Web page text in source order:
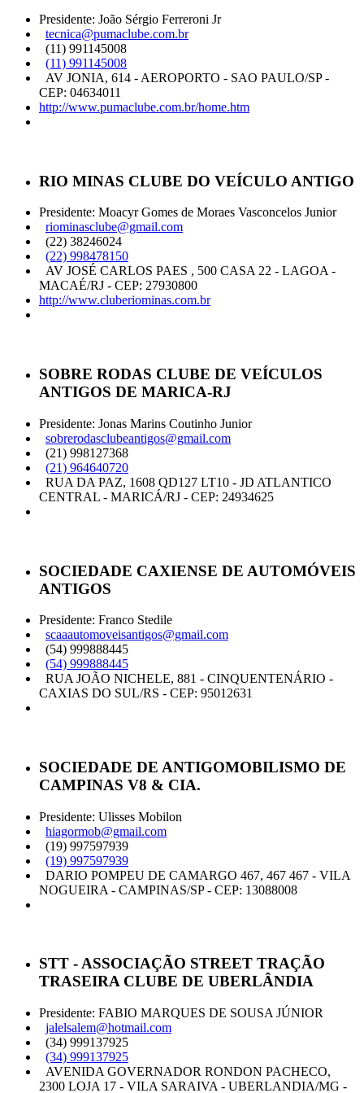
Presidente: João Sérgio Ferreroni Jr
tecnica@pumaclube.com.br
(11) 991145008
(11) 991145008
AV JONIA, 614 - AEROPORTO - SAO PAULO/SP -
CEP: 04634011
http://www.pumaclube.com.br/home.htm
RIO MINAS CLUBE DO VEÍCULO ANTIGO
Presidente: Moacyr Gomes de Moraes Vasconcelos Junior
riominasclube@gmail.com
(22) 38246024
(22) 998478150
AV JOSÉ CARLOS PAES , 500 CASA 22 - LAGOA -
MACAÉ/RJ - CEP: 27930800
http://www.cluberiominas.com.br
SOBRE RODAS CLUBE DE VEÍCULOS
ANTIGOS DE MARICA-RJ
Presidente: Jonas Marins Coutinho Junior
sobrerodasclubeantigos@gmail.com
(21) 998127368
(21) 964640720
RUA DA PAZ, 1608 QD127 LT10 - JD ATLANTICO
CENTRAL - MARICÁ/RJ - CEP: 24934625
SOCIEDADE CAXIENSE DE AUTOMÓVEIS
ANTIGOS
Presidente: Franco Stedile
scaaautomoveisantigos@gmail.com
(54) 999888445
(54) 999888445
RUA JOÃO NICHELE, 881 - CINQUENTENÁRIO -
CAXIAS DO SUL/RS - CEP: 95012631
SOCIEDADE DE ANTIGOMOBILISMO DE
CAMPINAS V8 & CIA.
Presidente: Ulisses Mobilon
hiagormob@gmail.com
(19) 997597939
(19) 997597939
DARIO POMPEU DE CAMARGO 467, 467 467 - VILA
NOGUEIRA - CAMPINAS/SP - CEP: 13088008
STT - ASSOCIAÇÃO STREET TRAÇÃO
TRASEIRA CLUBE DE UBERLÂNDIA
Presidente: FABIO MARQUES DE SOUSA JÚNIOR
jalelsalem@hotmail.com
(34) 999137925
(34) 999137925
AVENIDA GOVERNADOR RONDON PACHECO,
2300 LOJA 17 - VILA SARAIVA - UBERLANDIA/MG -